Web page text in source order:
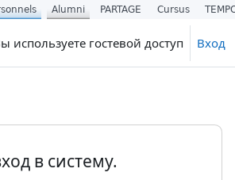
содержанию
используете гостевой доступ Вход
в систему.
Alumni PARTAGE Cursus